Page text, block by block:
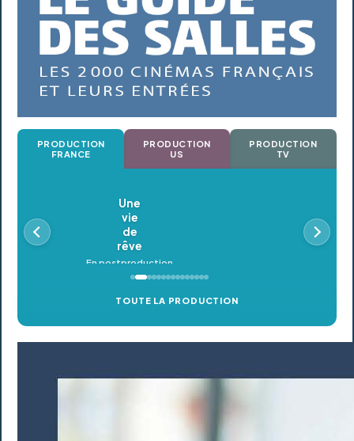
PRODUCTION
FRANCE
PRODUCTION
US
PRODUCTION
TV
Oldeupe
En postproduction
TOUTE LA PRODUCTION